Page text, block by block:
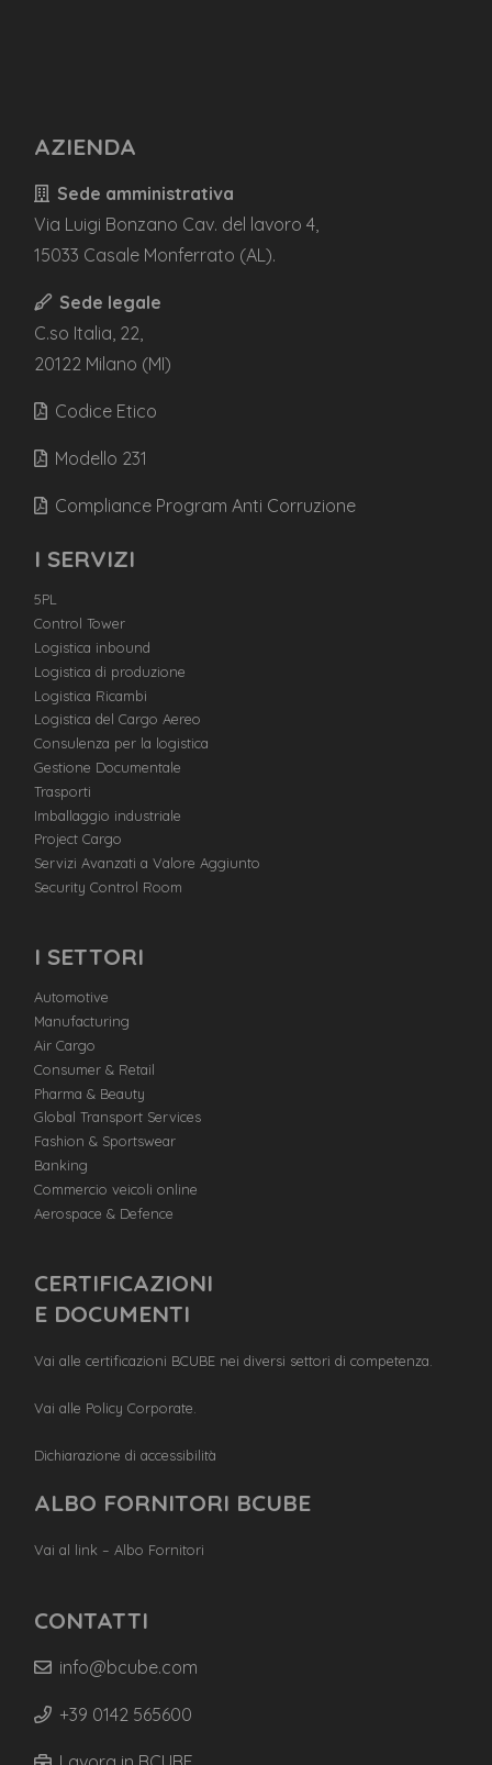
AZIENDA
Sede amministrativa
Via Luigi Bonzano Cav. del lavoro 4,
15033 Casale Monferrato (AL).
Sede legale
C.so Italia, 22,
20122 Milano (MI)
Codice Etico
Modello 231
Compliance Program Anti Corruzione
I SERVIZI
5PL
Control Tower
Logistica inbound
Logistica di produzione
Logistica Ricambi
Logistica del Cargo Aereo
Consulenza per la logistica
Gestione Documentale
Trasporti
Imballaggio industriale
Project Cargo
Servizi Avanzati a Valore Aggiunto
Security Control Room
I SETTORI
Automotive
Manufacturing
Air Cargo
Consumer & Retail
Pharma & Beauty
Global Transport Services
Fashion & Sportswear
Banking
Commercio veicoli online
Aerospace & Defence
CERTIFICAZIONI
E DOCUMENTI
Vai alle certificazioni BCUBE nei diversi settori di competenza.
Vai alle Policy Corporate.
Dichiarazione di accessibilità
ALBO FORNITORI BCUBE
Vai al link – Albo Fornitori
CONTATTI
info@bcube.com
+39 0142 565600